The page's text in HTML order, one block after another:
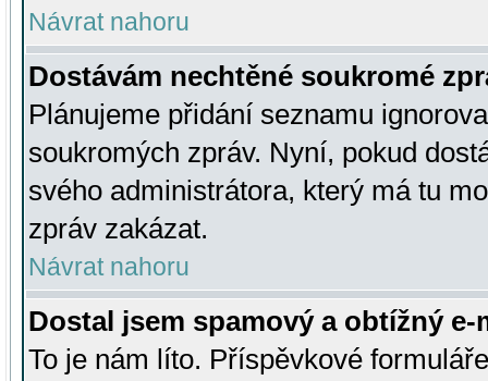
Návrat nahoru
Dostávám nechtěné soukromé
Plánujeme přidání seznamu
soukromých zpráv. Nyní, pokud
svého administrátora, který má tu
zpráv zakázat.
Návrat nahoru
Dostal jsem spamový a obtížný
To je nám líto. Příspěvkové